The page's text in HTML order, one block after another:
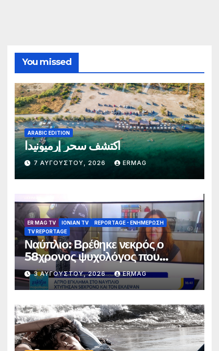
You missed
ARABIC EDITION
اكتشف سحر إرميونيدا
7 ΑΥΓΟΎΣΤΟΥ, 2026 ERMAG
ER MAG TV IONIAN TV
REPORTAGE - EΝΗΜΈΡΩΣΗ
TV REPORTAGE
Ναύπλιο: Βρέθηκε νεκρός ο
58χρονος ψυχολόγος που
αγνοούνταν για αρκετές ημέρες –
Συνελήφθησαν 2 άτομα
3 ΑΥΓΟΎΣΤΟΥ, 2026 ERMAG